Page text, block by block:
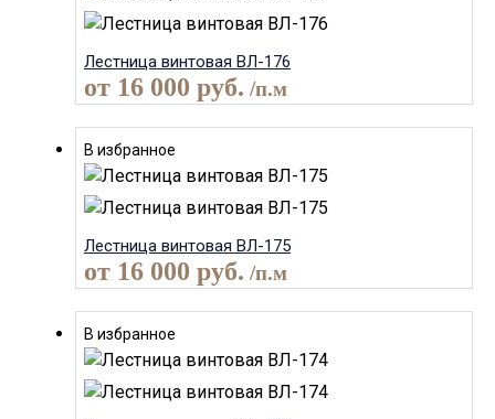
Лестница винтовая ВЛ-176
от 16 000 руб. /п.м
В избранное
Лестница винтовая ВЛ-175
от 16 000 руб. /п.м
В избранное